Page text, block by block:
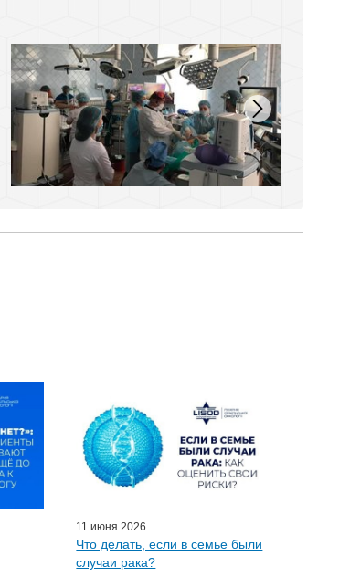
11 июня 2026
Что делать, если в семье были
случаи рака?